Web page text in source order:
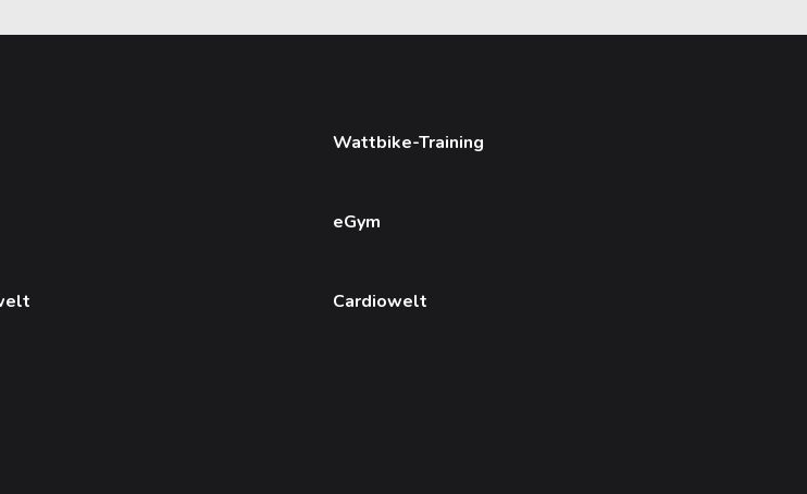
Wattbike-Training
eGym
Cardiowelt